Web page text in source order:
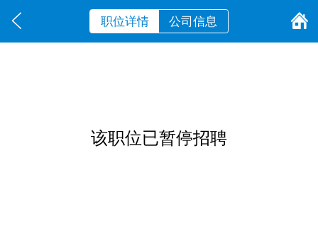
职位详情 公司信息
该职位已暂停招聘